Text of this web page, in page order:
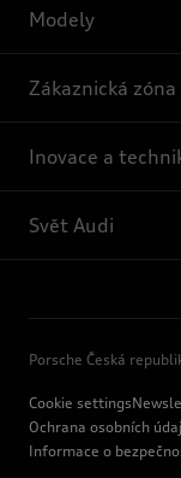
Modely
Zákaznická zóna
Inovace a
Svět Audi
Porsche Česká
Cookie settings
Ochrana osobních
Informace o